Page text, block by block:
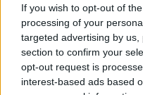
If you wish to opt-out of
processing of your
targeted advertising by
section to confirm your
opt-out request is
interest-based ads based